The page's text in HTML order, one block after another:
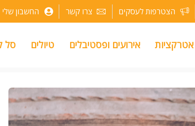
הצטרפות לעסקים צרו קשר החשבון שלי
אטרקציות אירועים ופסטיבלים טיולים סל